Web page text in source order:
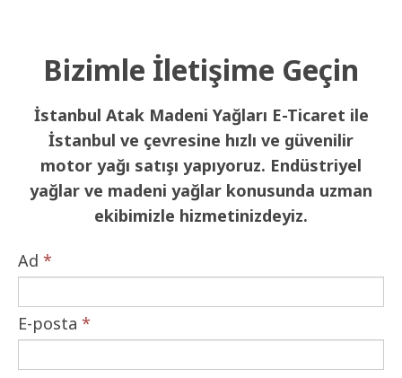
Bizimle İletişime Geçin
İstanbul Atak Madeni Yağları E-Ticaret ile
İstanbul ve çevresine hızlı ve güvenilir
motor yağı satışı yapıyoruz. Endüstriyel
yağlar ve madeni yağlar konusunda uzman
ekibimizle hizmetinizdeyiz.
Ad *
E-posta *